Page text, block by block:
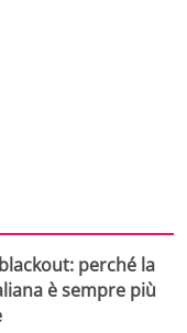
perché la
è sempre più